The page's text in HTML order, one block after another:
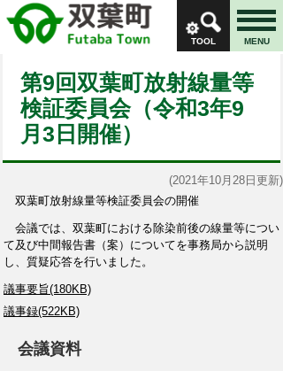
TOOL MENU
第9回双葉町放射線量等
検証委員会（令和3年9
月3日開催）
(2021年10月28日更新)
双葉町放射線量等検証委員会の開催
会議では、双葉町における除染前後の線量等につい
て及び中間報告書（案）についてを事務局から説明
し、質疑応答を行いました。
議事要旨(180KB)
議事録(522KB)
会議資料